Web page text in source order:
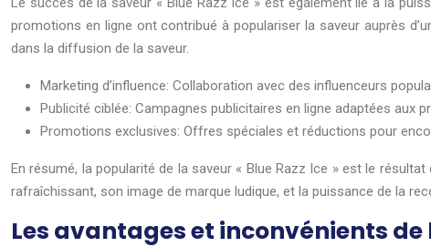
promotions en ligne ont contribué à populariser la saveur auprès
dans la diffusion de la saveur.
Marketing d’influence: Collaboration avec des influenceurs
Publicité ciblée: Campagnes publicitaires en ligne adaptées aux
Promotions exclusives: Offres spéciales et réductions pour
En résumé, la popularité de la saveur « Blue Razz Ice » est le
rafraîchissant, son image de marque ludique, et la puissance de la
Les avantages et inconvénients de